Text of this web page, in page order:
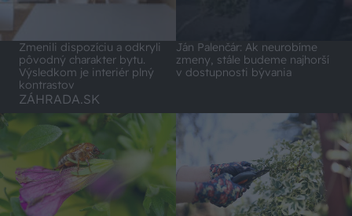
Zmenili dispozíciu a odkryli
pôvodný charakter bytu.
Výsledkom je interiér plný
kontrastov
Ján Palenčár: Ak neurobíme
zmeny, stále budeme najhorší
v dostupnosti bývania
ZÁHRADA.SK